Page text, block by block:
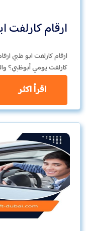
ارقام كارلفت
ارقام كارلفت ابو ظبي
كارلفت يومي أبوظبي؟
اقرأ اكثر